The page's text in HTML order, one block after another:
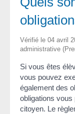
Vérifié le 04 avril
administrative
Si vous êtes
vous pouvez
également des
obligations
citoyen. Le